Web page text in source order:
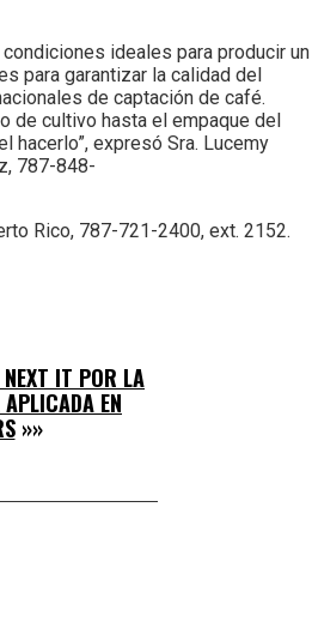
ideales para producir un
para garantizar la calidad del
de captación de café.
de cultivo hasta el empaque del
expresó Sra. Lucemy
787-848-
Rico, 787-721-2400, ext. 2152.
IT POR LA
EN
»»